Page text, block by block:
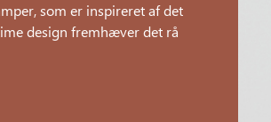
som er inspireret af det
design fremhæver det rå